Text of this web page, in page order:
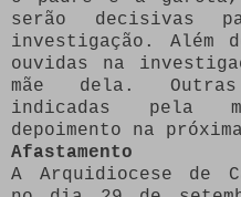
serão decisivas
investigação. Além
ouvidas na
mãe dela. Outras
indicadas pela
depoimento na
Afastamento
A Arquidiocese de